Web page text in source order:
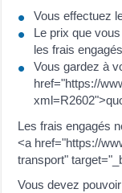
Vous effectuez
Le prix que
les frais engagés
Vous gardez à
href="https://
Les frais engagés
<a href="https://
transport"
Vous devez